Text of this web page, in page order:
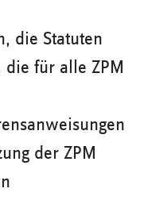
die Statuten
die für alle ZPM
der ZPM